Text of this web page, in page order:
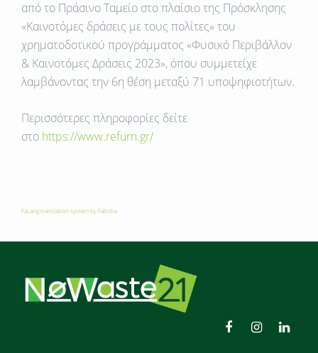
από το Πράσινο Ταμείο στο πλαίσιο της Πρόσκλησης
«Καινοτόμες δράσεις με τους πολίτες» του
χρηματοδοτικού προγράμματος «Φυσικό Περιβάλλον
& Καινοτόμες Δράσεις 2023», όπου συμμετείχε
λαμβάνοντας την 6η θέση μεταξύ 71 υποψηφιοτήτων.
Περισσότερες πληροφορίες δείτε
στο https://www.refurn.gr/
FaLang translation system by Faboba